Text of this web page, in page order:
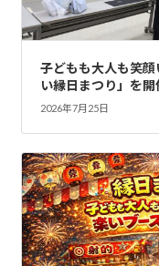
子どもも大人も笑
い縁日まつり」を
2026年7月25日